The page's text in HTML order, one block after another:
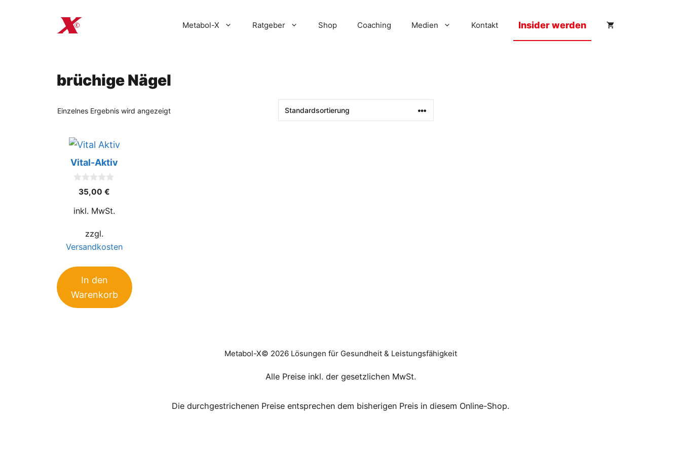
Metabol-X Ratgeber Shop Coaching Medien Kontakt Insider werden
brüchige Nägel
Einzelnes Ergebnis wird angezeigt
Vital-Aktiv
t
35,00€
inkl. MwSt.
zzgl.
Versandkosten
In den
Warenkorb
Metabol-X© 2026 Lösungen für Gesundheit & Leistungsfähigkeit
Alle Preise inkl. der gesetzlichen MwSt.
Die durchgestrichenen Preise entsprechen dem bisherigen Preis in diesem Online-Shop.